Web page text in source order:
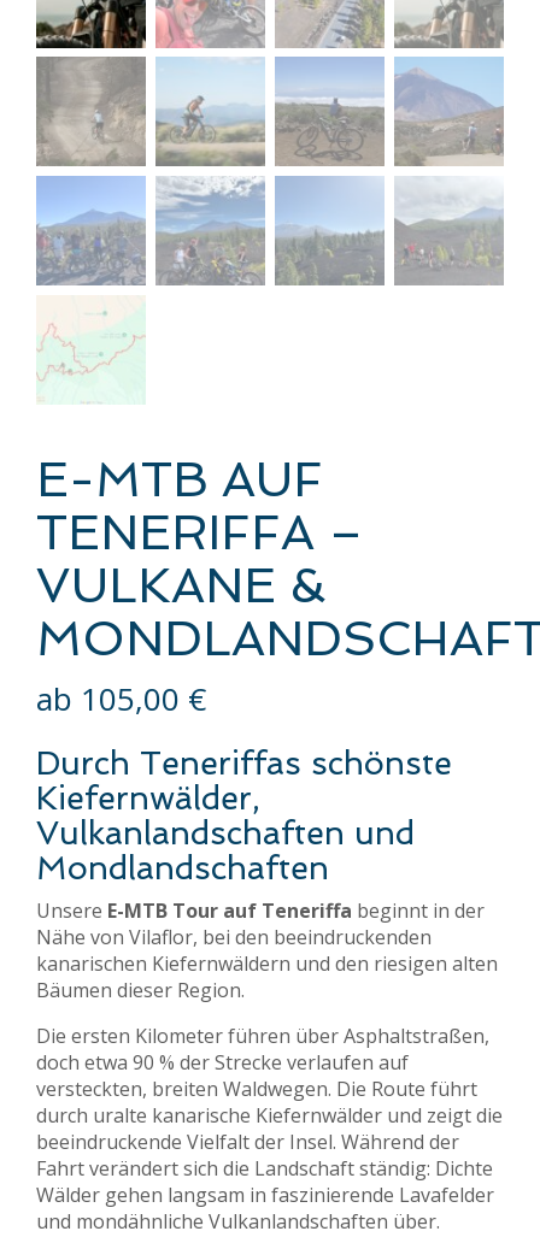
E-MTB AUF
TENERIFFA –
VULKANE &
ab 105,00 €
Durch Teneriffas schönste
Kiefernwälder,
Vulkanlandschaften und
Mondlandschaften
Unsere E-MTB Tour auf Teneriffa beginnt in der
Nähe von Vilaflor, bei den beeindruckenden
kanarischen Kiefernwäldern und den riesigen alten
Bäumen dieser Region.
Die ersten Kilometer führen über Asphaltstraßen,
doch etwa 90 % der Strecke verlaufen auf
versteckten, breiten Waldwegen. Die Route führt
durch uralte kanarische Kiefernwälder und zeigt die
beeindruckende Vielfalt der Insel. Während der
Fahrt verändert sich die Landschaft ständig: Dichte
Wälder gehen langsam in faszinierende Lavafelder
und mondähnliche Vulkanlandschaften über.